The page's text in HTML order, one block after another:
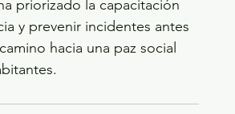
priorizado la capacitación
y prevenir incidentes antes
hacia una paz social